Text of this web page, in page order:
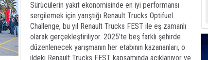
Sürücülerin yakıt ekonomisinde en iyi performansı
sergilemek için yarıştığı Renault Trucks Optifuel
Challenge, bu yıl Renault Trucks FEST ile eş zamanlı
olarak gerçekleştiriliyor. 2025’te beş farklı şehirde
düzenlenecek yarışmanın her etabının kazananları, o
ildeki Renault Trucks FEST kapsamında açıklanıyor ve